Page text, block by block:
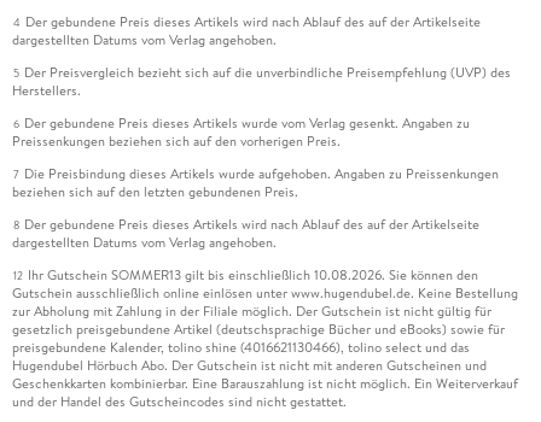
4 Der gebundene Preis dieses Artikels wird nach Ablauf des auf der Artikelseite
dargestellten Datums vom Verlag angehoben.
5 Der Preisvergleich bezieht sich auf die unverbindliche Preisempfehlung (UVP) des
Herstellers.
6 Der gebundene Preis dieses Artikels wurde vom Verlag gesenkt. Angaben zu
Preissenkungen beziehen sich auf den vorherigen Preis.
7 Die Preisbindung dieses Artikels wurde aufgehoben. Angaben zu Preissenkungen
beziehen sich auf den letzten gebundenen Preis.
8 Der gebundene Preis dieses Artikels wird nach Ablauf des auf der Artikelseite
dargestellten Datums vom Verlag angehoben.
12 Ihr Gutschein SOMMER13 gilt bis einschließlich 10.08.2026. Sie können den
Gutschein ausschließlich online einlösen unter www.hugendubel.de. Keine Bestellung
zur Abholung mit Zahlung in der Filiale möglich. Der Gutschein ist nicht gültig für
gesetzlich preisgebundene Artikel (deutschsprachige Bücher und eBooks) sowie für
preisgebundene Kalender, tolino shine (4016621130466), tolino select und das
Hugendubel Hörbuch Abo. Der Gutschein ist nicht mit anderen Gutscheinen und
Geschenkkarten kombinierbar. Eine Barauszahlung ist nicht möglich. Ein Weiterverkauf
und der Handel des Gutscheincodes sind nicht gestattet.